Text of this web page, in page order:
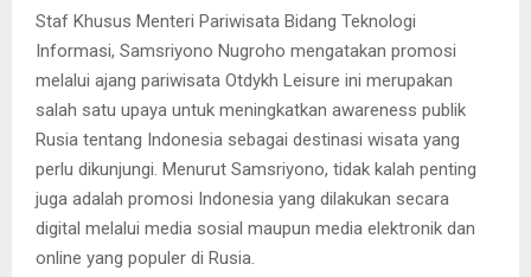
Staf Khusus Menteri Pariwisata Bidang Teknologi
Informasi, Samsriyono Nugroho mengatakan promosi
melalui ajang pariwisata Otdykh Leisure ini merupakan
salah satu upaya untuk meningkatkan awareness publik
Rusia tentang Indonesia sebagai destinasi wisata yang
perlu dikunjungi. Menurut Samsriyono, tidak kalah penting
juga adalah promosi Indonesia yang dilakukan secara
digital melalui media sosial maupun media elektronik dan
online yang populer di Rusia.